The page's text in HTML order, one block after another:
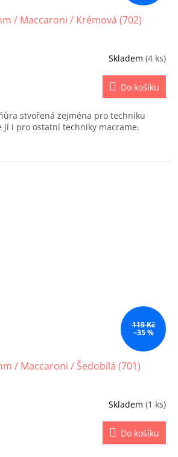
/ Maccaroni / Krémová (702)
Skladem (4 ks)
Do košíku
stvořená zejména pro techniku
jí i pro ostatní techniky macrame.
119 Kč
–35 %
/ Maccaroni / Šedobílá (701)
Skladem (1 ks)
Do košíku